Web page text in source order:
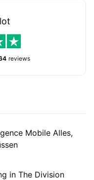
reviews
Mobile Alles,
in The Division